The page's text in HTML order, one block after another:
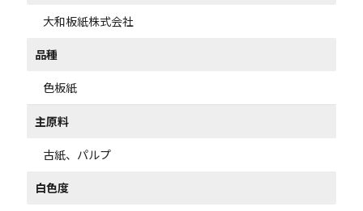
大和板紙株式会社
品種
色板紙
主原料
古紙、パルプ
白色度